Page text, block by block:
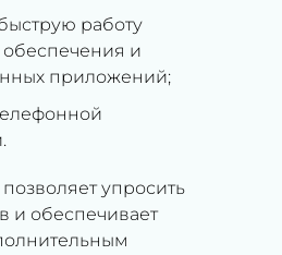
работу
и
приложений;
упросить
и обеспечивает